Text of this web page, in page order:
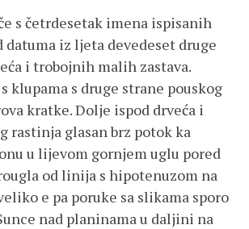
s četrdesetak imena ispisanih
iz ljeta devedeset druge
i trobojnih malih zastava.
klupama s druge strane pouskog
kratke. Dolje ispod drveća i
rastinja glasan brz potok ka
u lijevom gornjem uglu pored
od linija s hipotenuzom na
e pa poruke sa slikama sporo
nad planinama u daljini na